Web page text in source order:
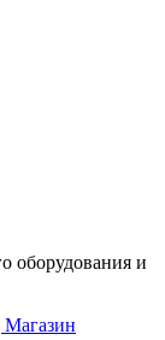
оборудования и